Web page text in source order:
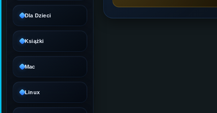
Dla Dzieci
Książki
Mac
Linux